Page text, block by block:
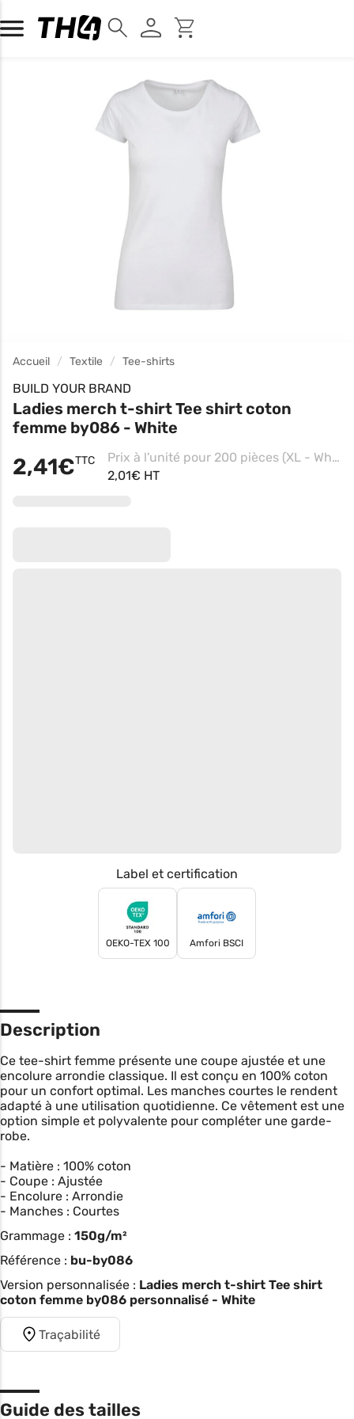
Accueil Textile Tee-shirts
BUILD YOUR BRAND
Ladies merch t-shirt Tee shirt coton
femme by086 - White
2,41€TTC
Prix à l'unité pour 200 pièces (XL - White)
2,01€ HT
Label et certification
OEKO-TEX 100 Amfori BSCI
Description
Ce tee-shirt femme présente une coupe ajustée et une
encolure arrondie classique. Il est conçu en 100% coton
pour un confort optimal. Les manches courtes le rendent
adapté à une utilisation quotidienne. Ce vêtement est une
option simple et polyvalente pour compléter une garde-
robe.
- Matière : 100% coton
- Coupe : Ajustée
- Encolure : Arrondie
- Manches : Courtes
Grammage : 150g/m²
Référence : bu-by086
Version personnalisée : Ladies merch t-shirt Tee shirt
coton femme by086 personnalisé - White
Traçabilité
Guide des tailles